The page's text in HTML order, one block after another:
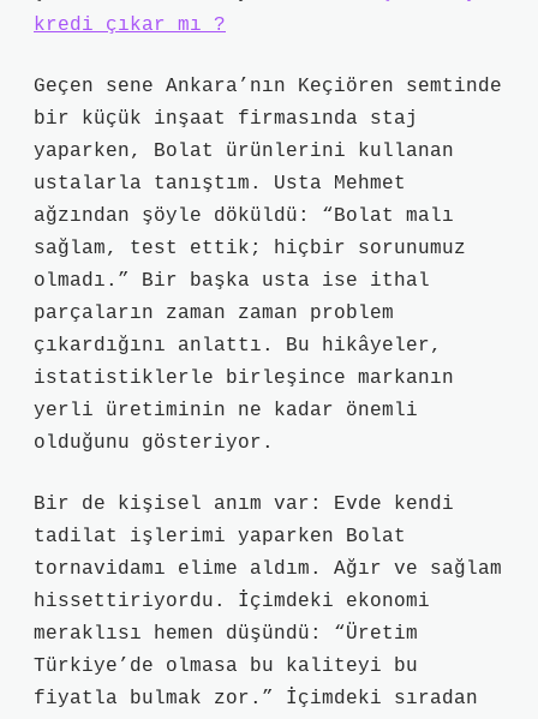
kredi çıkar mı ?
Geçen sene Ankara’nın Keçiören semtinde
bir küçük inşaat firmasında staj
yaparken, Bolat ürünlerini kullanan
ustalarla tanıştım. Usta Mehmet
ağzından şöyle döküldü: “Bolat malı
sağlam, test ettik; hiçbir sorunumuz
olmadı.” Bir başka usta ise ithal
parçaların zaman zaman problem
çıkardığını anlattı. Bu hikâyeler,
istatistiklerle birleşince markanın
yerli üretiminin ne kadar önemli
olduğunu gösteriyor.
Bir de kişisel anım var: Evde kendi
tadilat işlerimi yaparken Bolat
tornavidamı elime aldım. Ağır ve sağlam
hissettiriyordu. İçimdeki ekonomi
meraklısı hemen düşündü: “Üretim
Türkiye’de olmasa bu kaliteyi bu
fiyatla bulmak zor.” İçimdeki sıradan